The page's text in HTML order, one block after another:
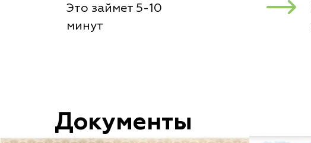
Это займет 5-10
минут
Документы